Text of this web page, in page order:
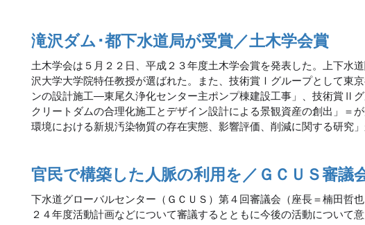
滝沢ダム･都下水道局が受賞／土木学会賞
土木学会は５月２２日、平成２３年度土木学会賞を発表した。上下水
沢大学大学院特任教授が選ばれた。また、技術賞Ⅰグループとして東
ンの設計施工―東尾久浄化センター主ポンプ棟建設工事」、技術賞Ⅱ
クリートダムの合理化施工とデザイン設計による景観資産の創出」＝
環境における新規汚染物質の存在実態、影響評価、削減に関する研究
官民で構築した人脈の利用を／ＧＣＵＳ審議
下水道グローバルセンター（ＧＣＵＳ）第４回審議会（座長＝楠田哲
２４年度活動計画などについて審議するとともに今後の活動について意